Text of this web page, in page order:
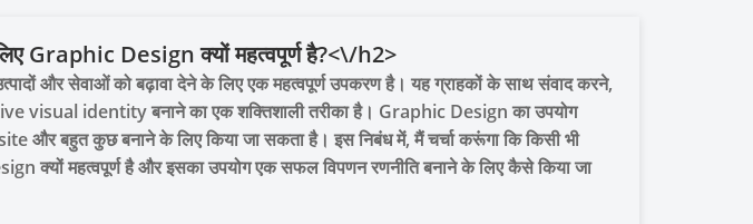
Graphic Design क्यों महत्वपूर्ण है?<\/h2>
और सेवाओं को बढ़ावा देने के लिए एक महत्वपूर्ण उपकरण है। यह ग्राहकों के साथ संवाद करने,
identity बनाने का एक शक्तिशाली तरीका है। Graphic Design का उपयोग
बहुत कुछ बनाने के लिए किया जा सकता है। इस निबंध में, मैं चर्चा करूंगा कि किसी भी
क्यों महत्वपूर्ण है और इसका उपयोग एक सफल विपणन रणनीति बनाने के लिए कैसे किया जा